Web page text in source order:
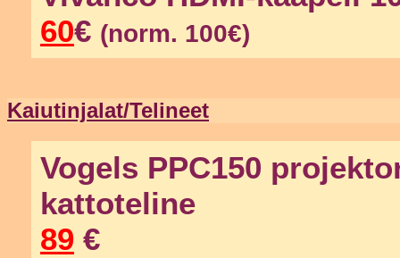
60€ (norm. 100€)
Kaiutinjalat/Telineet
Vogels PPC150
kattoteline
89 €